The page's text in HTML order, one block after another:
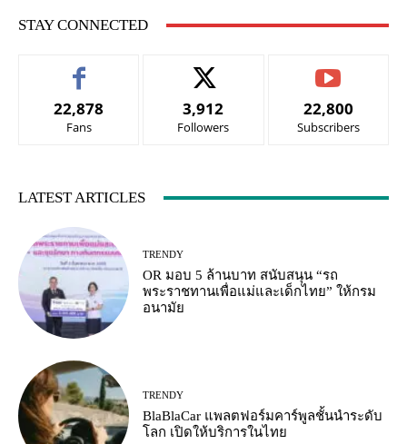
STAY CONNECTED
22,878
Fans
3,912
Followers
22,800
Subscribers
LATEST ARTICLES
TRENDY
OR มอบ 5 ล้านบาท สนับสนุน “รถ
พระราชทานเพื่อแม่และเด็กไทย” ให้กรม
อนามัย
TRENDY
BlaBlaCar แพลตฟอร์มคาร์พูลชั้นนำระดับ
โลก เปิดให้บริการในไทย